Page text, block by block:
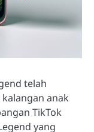
telah
anak
TikTok
yang